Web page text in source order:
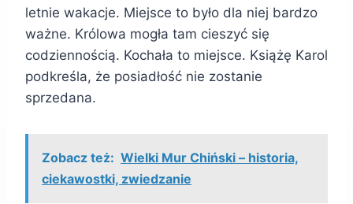
letnie wakacje. Miejsce to było dla niej bardzo
ważne. Królowa mogła tam cieszyć się
codziennością. Kochała to miejsce. Książę Karol
podkreśla, że posiadłość nie zostanie
sprzedana.
Zobacz też: Wielki Mur Chiński – historia,
ciekawostki, zwiedzanie